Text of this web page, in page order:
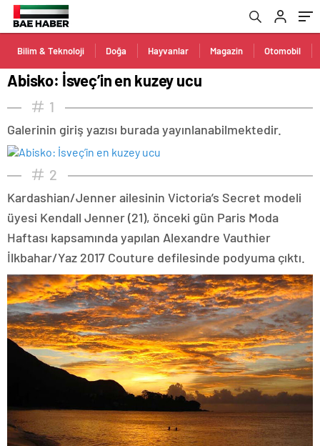
Bilim & Teknoloji Doğa Hayvanlar Magazin Otomobil
Abisko: İsveç’in en kuzey ucu
1
Galerinin giriş yazısı burada yayınlanabilmektedir.
2
Kardashian/Jenner ailesinin Victoria’s Secret modeli
üyesi Kendall Jenner (21), önceki gün Paris Moda
Haftası kapsamında yapılan Alexandre Vauthier
İlkbahar/Yaz 2017 Couture defilesinde podyuma çıktı.